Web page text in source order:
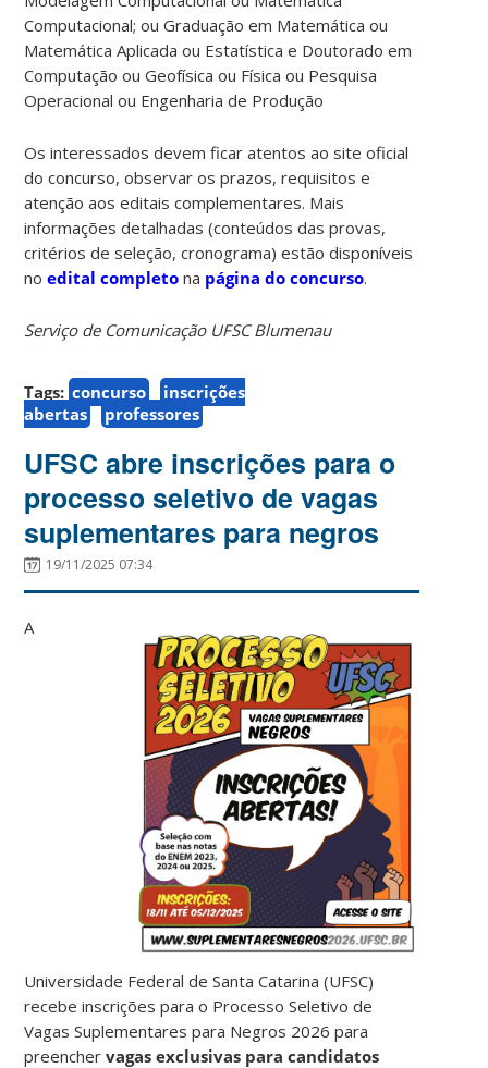
Computacional; ou Graduação em Matemática ou
Matemática Aplicada ou Estatística e Doutorado em
Computação ou Geofísica ou Física ou Pesquisa
Operacional ou Engenharia de Produção
Os interessados devem ficar atentos ao site oficial
do concurso, observar os prazos, requisitos e
atenção aos editais complementares. Mais
informações detalhadas (conteúdos das provas,
critérios de seleção, cronograma) estão disponíveis
no edital completo na página do concurso.
Serviço de Comunicação UFSC Blumenau
Tags: concurso
inscrições
abertas
professores
UFSC abre inscrições para o
processo seletivo de vagas
suplementares para negros
19/11/2025 07:34
A
Universidade Federal de Santa Catarina (UFSC)
recebe inscrições para o Processo Seletivo de
Vagas Suplementares para Negros 2026 para
preenchervagas exclusivas para candidatos